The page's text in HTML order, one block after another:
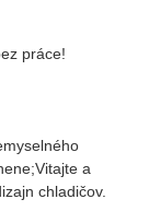
práce!
a
chladičov.